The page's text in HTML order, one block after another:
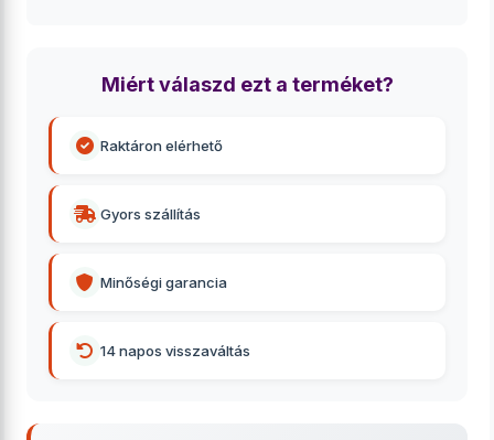
Miért válaszd ezt a terméket?
Raktáron elérhető
Gyors szállítás
Minőségi garancia
14 napos visszaváltás